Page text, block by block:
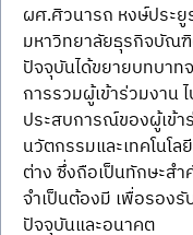
ผศ.ศิวนารถ หงษ์ประ
มหาวิทยาลัยธุรกิจบัณ
ปัจจุบันได้ขยายบทบาท
การรวมผู้เข้าร่วมงาน
ประสบการณ์ของผู้เข้
นวัตกรรมและเทคโนโ
ต่าง ซึ่งถือเป็นทักษะส
จำเป็นต้องมี เพื่อรอง
ปัจจุบันและอนาคต